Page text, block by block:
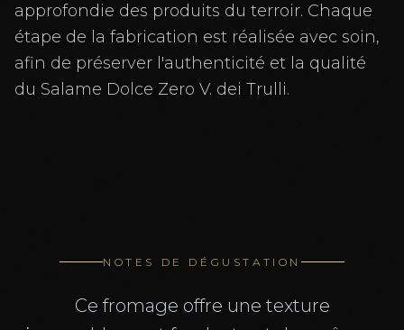
approfondie des produits du terroir. Chaque
étape de la fabrication est réalisée avec soin,
afin de préserver l'authenticité et la qualité
du Salame Dolce Zero V. dei Trulli.
NOTES DE DÉGUSTATION
Ce fromage offre une texture